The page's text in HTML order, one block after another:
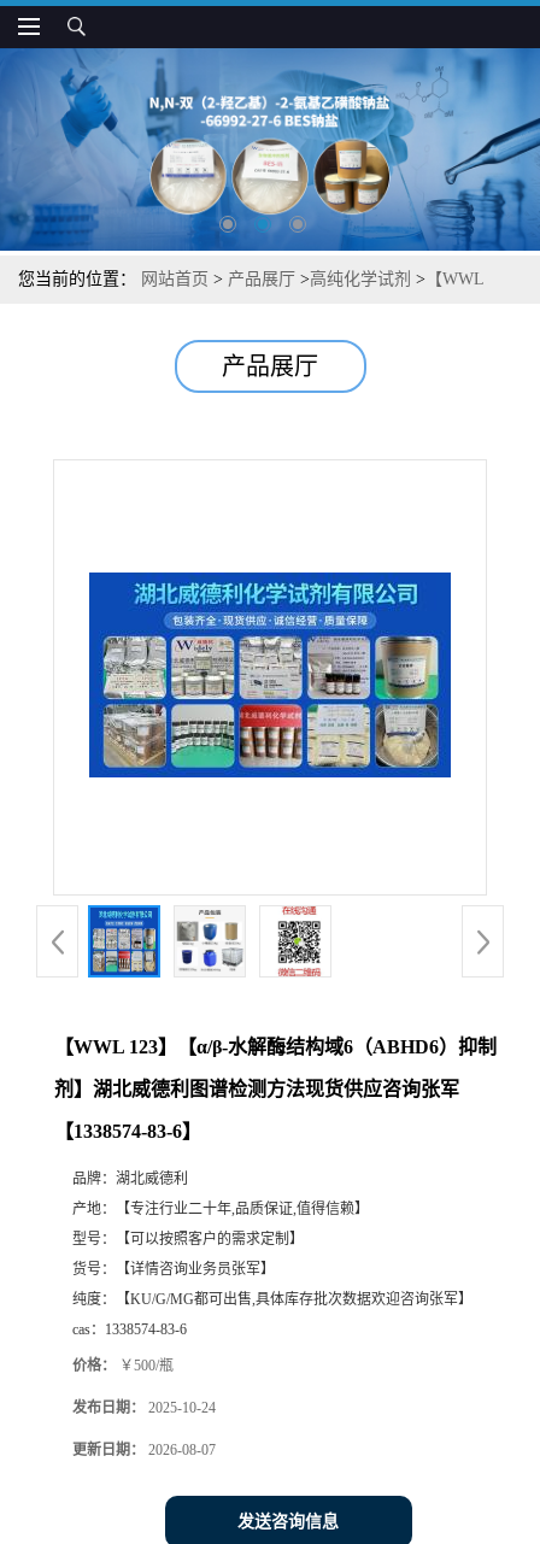
您当前的位置： 网站首页 > 产品展厅 >高纯化学试剂 > 【WWL
测方法现货供应咨询张军【1338574-83-6】
产品展厅
【WWL 123】【α/β-水解酶结构域6（ABHD6）抑制
剂】湖北威德利图谱检测方法现货供应咨询张军
【1338574-83-6】
品牌： 湖北威德利
产地：
【专注行业二十年,品质保证,值得信赖】
型号：
【可以按照客户的需求定制】
货号：
【详情咨询业务员张军】
纯度：
【KU/G/MG都可出售,具体库存批次数据欢迎咨询张军】
cas： 1338574-83-6
价格： ￥500/瓶
发布日期： 2025-10-24
更新日期： 2026-08-07
发送咨询信息